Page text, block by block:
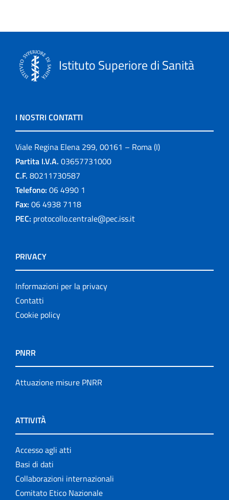
Istituto Superiore di Sanità
I NOSTRI CONTATTI
Viale Regina Elena 299, 00161 – Roma (I)
Partita I.V.A. 03657731000
C.F. 80211730587
Telefono: 06 4990 1
Fax: 06 4938 7118
PEC: protocollo.centrale@pec.iss.it
PRIVACY
Informazioni per la privacy
Contatti
Cookie policy
PNRR
Attuazione misure PNRR
ATTIVITÀ
Accesso agli atti
Basi di dati
Collaborazioni internazionali
Comitato Etico Nazionale